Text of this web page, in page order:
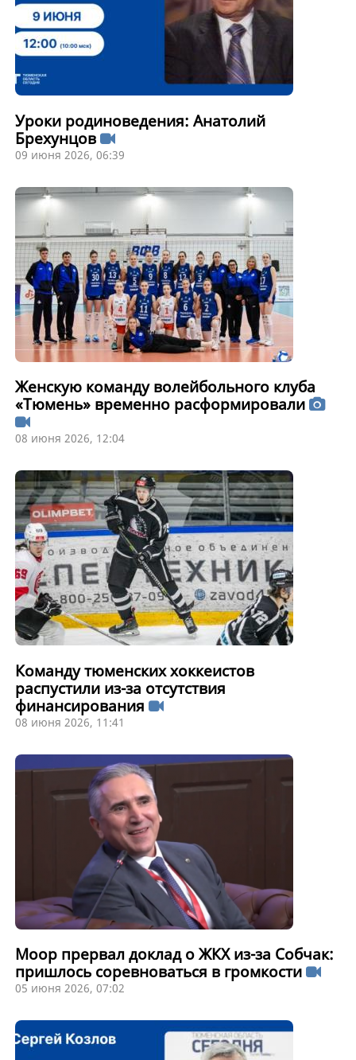
Уроки родиноведения: Анатолий
Брехунцов
09 июня 2026, 06:39
Женскую команду волейбольного клуба
«Тюмень» временно расформировали
08 июня 2026, 12:04
Команду тюменских хоккеистов
распустили из-за отсутствия
финансирования
08 июня 2026, 11:41
Моор прервал доклад о ЖКХ из-за Собчак:
пришлось соревноваться в громкости
05 июня 2026, 07:02